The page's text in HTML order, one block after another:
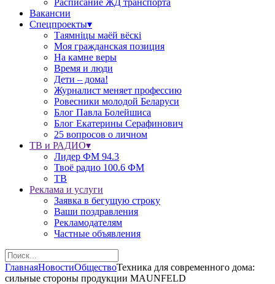
Расписание ЖД транспорта
Вакансии
Спецпроекты▾
Таямніцы маёй вёскі
Моя гражданская позиция
На камне веры
Время и люди
Дети – дома!
Журналист меняет профессию
Ровесники молодой Беларуси
Блог Павла Болейшиса
Блог Екатерины Серафинович
25 вопросов о личном
ТВ и РАДИО▾
Лидер ФМ 94.3
Твоё радио 100.6 ФМ
ТВ
Реклама и услуги
Заявка в бегущую строку
Ваши поздравления
Рекламодателям
Частные объявления
ГлавнаяНовостиОбществоТехника для современного дома:
сильные стороны продукции MAUNFELD